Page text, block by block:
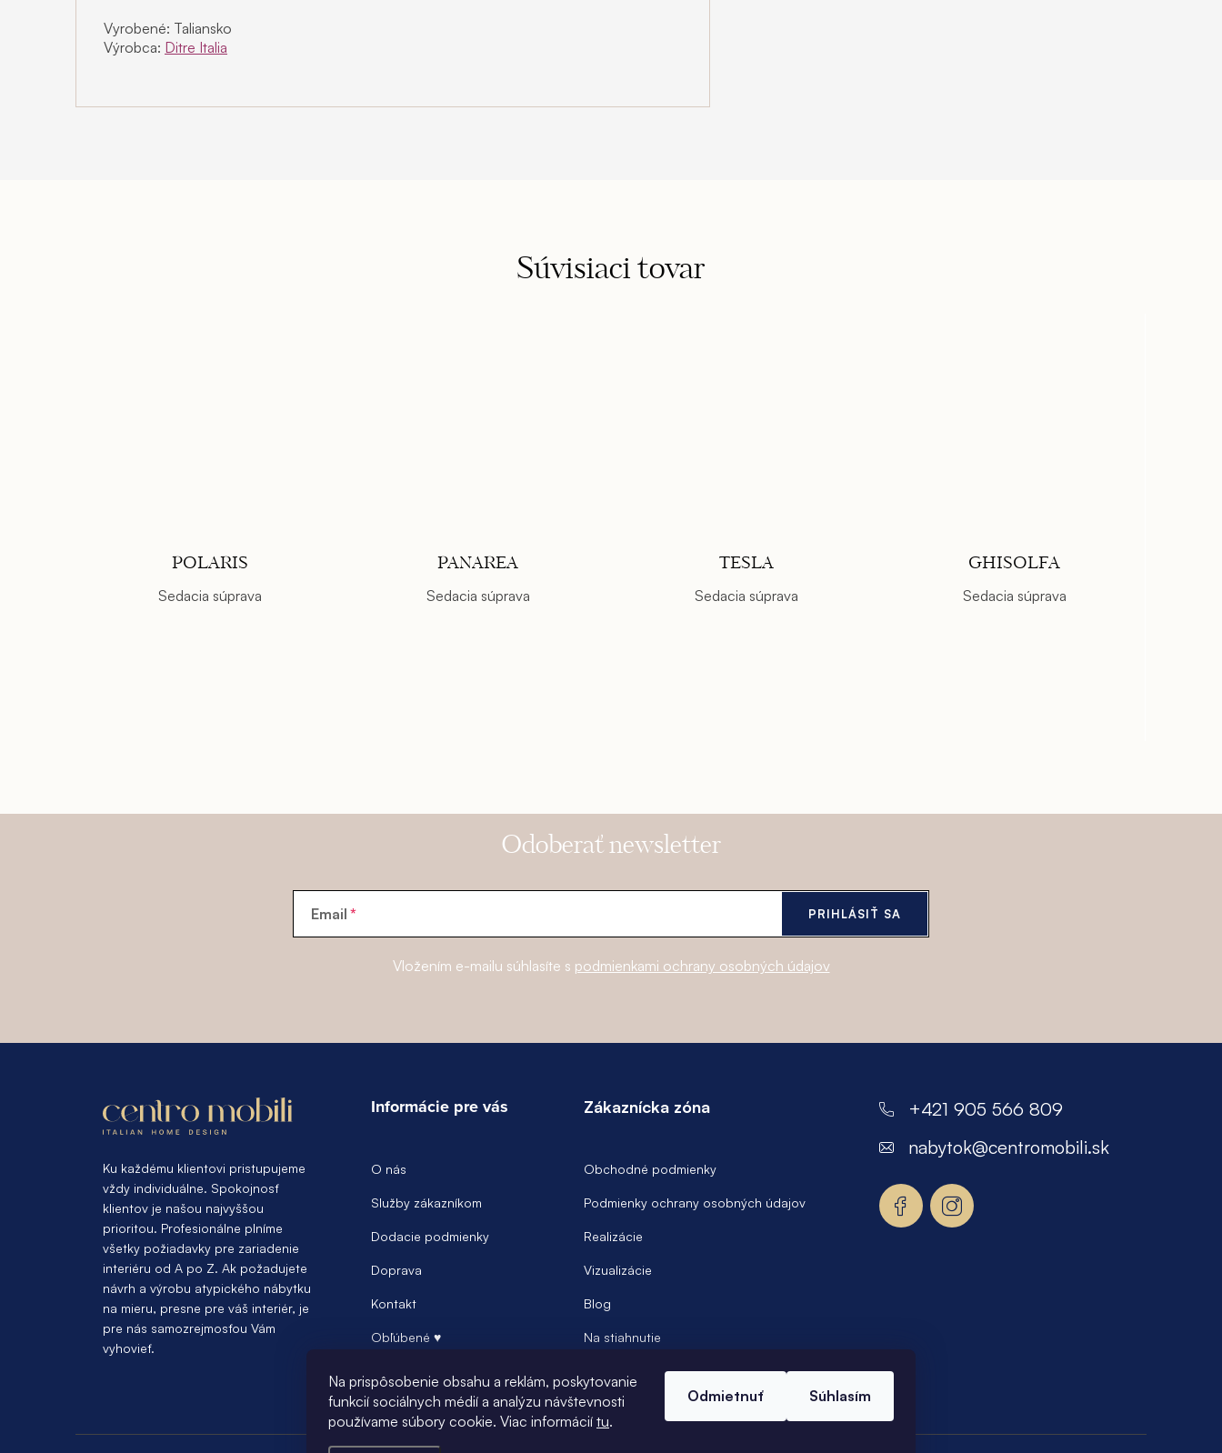
Na prispôsobenie obsahu a reklám, poskytovanie
funkcií sociálnych médií a analýzu návštevnosti
používame súbory cookie. Viac informácií tu.
Odmietnuť Súhlasím
Vyrobené: Taliansko
Výrobca: Ditre Italia
Súvisiaci tovar
POLARIS
Sedacia súprava
PANAREA
Sedacia súprava
TESLA
Sedacia súprava
GHISOLFA
Sedacia súprava
Odoberať newsletter
Email
Vložením e-mailu súhlasíte s podmienkami ochrany osobných údajov
PRIHLÁSIŤ SA
Ku každému klientovi pristupujeme
vždy individuálne. Spokojnosť
klientov je našou najvyššou
prioritou. Profesionálne plníme
všetky požiadavky pre zariadenie
interiéru od A po Z. Ak požadujete
návrh a výrobu atypického nábytku
na mieru, presne pre váš interiér, je
pre nás samozrejmosťou Vám
vyhovieť.
Informácie pre vás
O nás
Služby zákazníkom
Dodacie podmienky
Doprava
Kontakt
Obľúbené ♥
Zákaznícka zóna
Obchodné podmienky
Podmienky ochrany osobných údajov
Realizácie
Vizualizácie
Blog
Na stiahnutie
+421 905 566 809
nabytok@centromobili.sk